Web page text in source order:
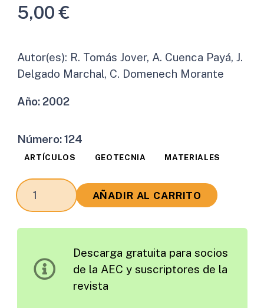
5,00€
Autor(es): R. Tomás Jover, A. Cuenca Payá, J.
Delgado Marchal, C. Domenech Morante
Año:2002
Número:124
ARTÍCULOS GEOTECNIA MATERIALES
Auscultación
de
Continua
AÑADIR AL CARRITO
Descarga gratuita para socios
de la AEC y suscriptores de la
revista